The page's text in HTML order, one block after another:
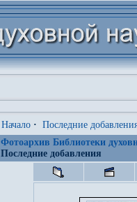
Начало · Последние
Фотоархив Библиотеки
Последние добавления